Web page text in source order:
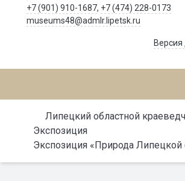
+7 (901) 910-1687, +7 (474) 228-0173
museums48@admlr.lipetsk.ru
Липецкий областной
Экспозиция
Экспозиция «Природа Липецкой